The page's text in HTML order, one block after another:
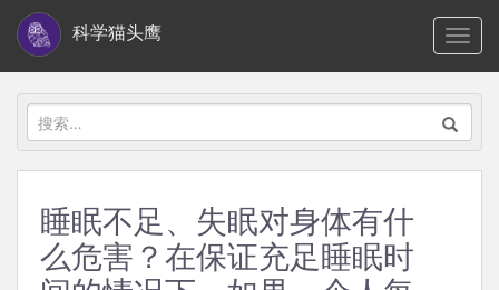
i
科学猫头鹰
搜
索：
睡眠不足、失眠对身体有什
么危害？在保证充足睡眠时